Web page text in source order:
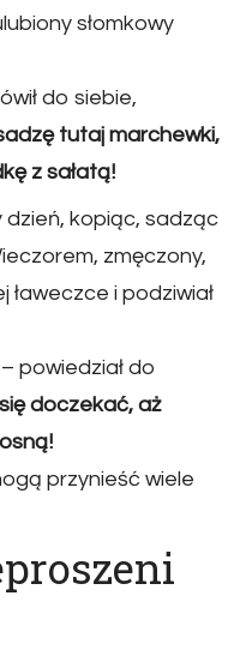
słomkowy
do siebie,
tutaj marchewki,
z sałatą!
dzień, kopiąc, sadząc
zmęczony,
ławeczce i podziwiał
– powiedział do
doczekać, aż
przynieść wiele